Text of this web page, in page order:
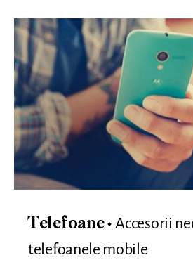
Telefoane
Accesorii
telefoanele mobile